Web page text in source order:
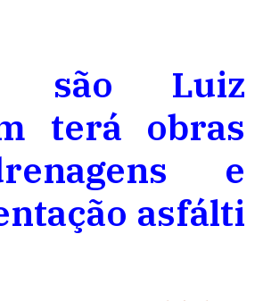
são Luiz
terá obras
e
asfálti